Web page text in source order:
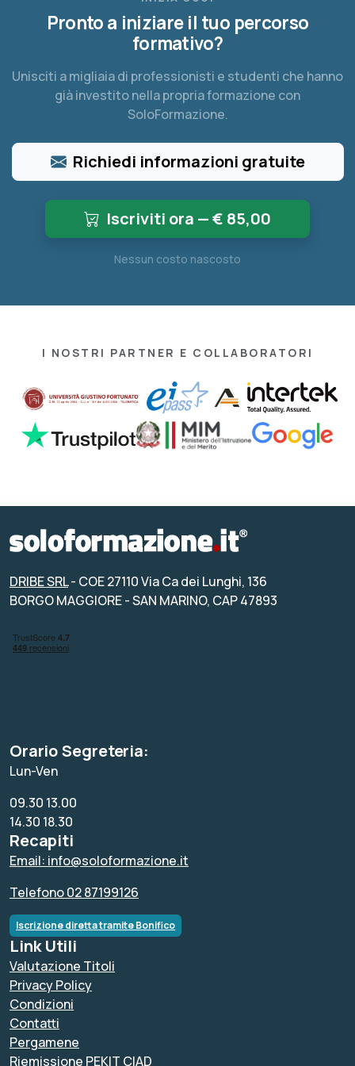
Pronto a iniziare il tuo percorso
formativo?
Unisciti a migliaia di professionisti e studenti che hanno
già investito nella propria formazione con
SoloFormazione.
Richiedi informazioni gratuite
Iscriviti ora — € 85,00
Nessun costo nascosto
I NOSTRI PARTNER E COLLABORATORI
DRIBE SRL- COE 27110 Via Ca dei Lunghi, 136
BORGO MAGGIORE - SAN MARINO, CAP 47893
Orario Segreteria:
Lun-Ven
09.30 13.00
14.30 18.30
Recapiti
Email: info@soloformazione.it
Telefono 02 87199126
Iscrizione diretta tramite Bonifico
Link Utili
Valutazione Titoli
Privacy Policy
Condizioni
Contatti
Pergamene
Riemissione PEKIT CIAD